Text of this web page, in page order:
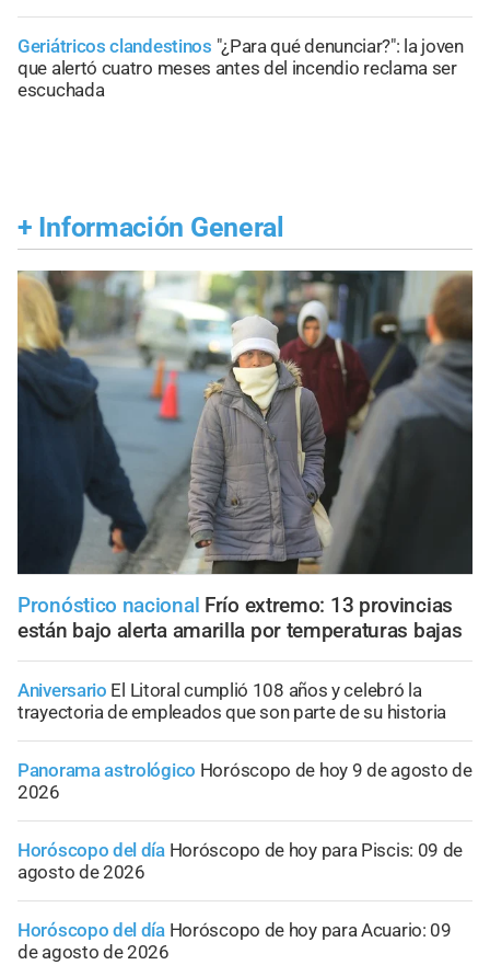
Geriátricos clandestinos "¿Para qué denunciar?": la joven
que alertó cuatro meses antes del incendio reclama ser
escuchada
+ Información General
Pronóstico nacional Frío extremo: 13 provincias
están bajo alerta amarilla por temperaturas bajas
Aniversario El Litoral cumplió 108 años y celebró la
trayectoria de empleados que son parte de su historia
Panorama astrológico Horóscopo de hoy 9 de agosto de
2026
Horóscopo del día Horóscopo de hoy para Piscis: 09 de
agosto de 2026
Horóscopo del día Horóscopo de hoy para Acuario: 09
de agosto de 2026